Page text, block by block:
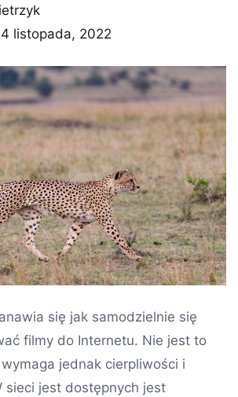
listopada, 2022
się jak samodzielnie się
filmy do Internetu. Nie jest to
jednak cierpliwości i
sieci jest dostępnych jest